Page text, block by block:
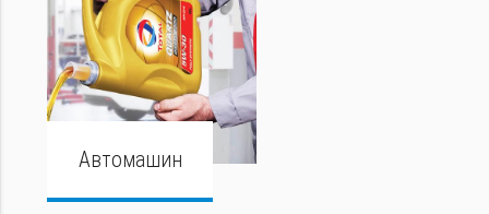
Автомашин